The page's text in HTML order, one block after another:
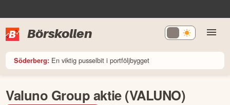
Börskollen
Söderberg: En viktig pusselbit i portföljbygget
Valuno Group aktie (VALUNO)